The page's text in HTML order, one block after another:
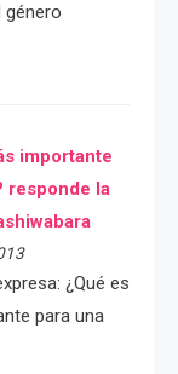
género
importante
responde la
¿Qué es
para una